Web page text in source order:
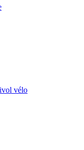
vélo